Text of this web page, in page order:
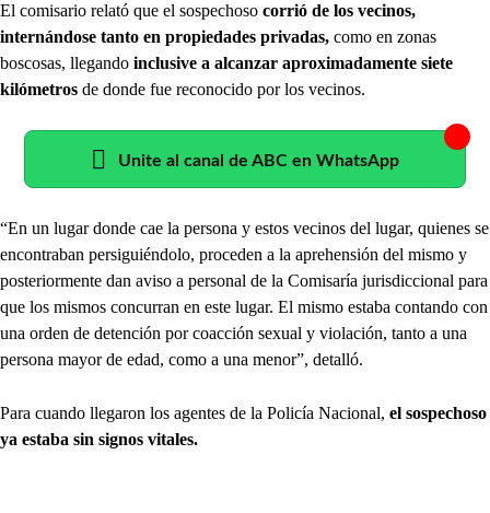
El comisario relató que el sospechoso corrió de los vecinos,
internándose tanto en propiedades privadas, como en zonas
boscosas, llegando inclusive a alcanzar aproximadamente siete
kilómetros de donde fue reconocido por los vecinos.
Unite al canal de ABC en WhatsApp
“En un lugar donde cae la persona y estos vecinos del lugar, quienes se
encontraban persiguiéndolo, proceden a la aprehensión del mismo y
posteriormente dan aviso a personal de la Comisaría jurisdiccional para
que los mismos concurran en este lugar. El mismo estaba contando con
una orden de detención por coacción sexual y violación, tanto a una
persona mayor de edad, como a una menor”, detalló.
Para cuando llegaron los agentes de la Policía Nacional, el sospechoso
ya estaba sin signos vitales.